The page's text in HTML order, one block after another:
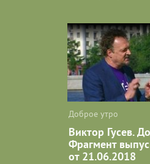
Доброе утро
Виктор Гусев.
Фрагмент
от 21.06.2018